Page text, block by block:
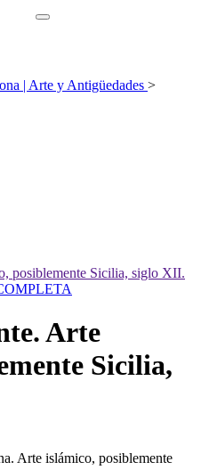
| Arte y Antigüedades >
Arte
Sicilia,
Arte islámico, posiblemente